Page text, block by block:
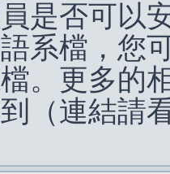
是否可以
系檔，您
。更多的
（連結請